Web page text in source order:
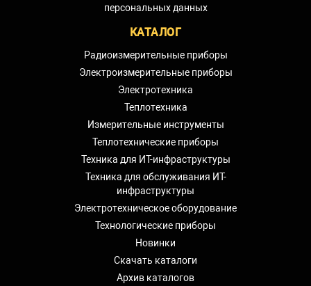
персональных данных
КАТАЛОГ
Радиоизмерительные приборы
Электроизмерительные приборы
Электротехника
Теплотехника
Измерительные инструменты
Теплотехнические приборы
Техника для ИТ-инфраструктуры
Техника для обслуживания ИТ-
инфраструктуры
Электротехническое оборудование
Технологические приборы
Новинки
Скачать каталоги
Архив каталогов